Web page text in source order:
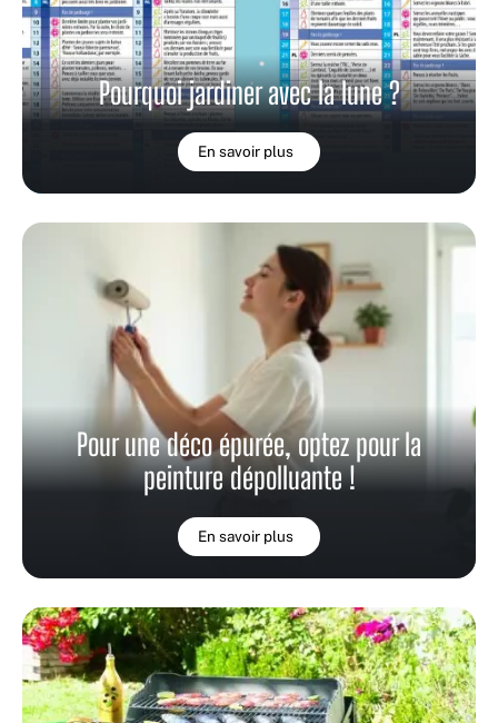
Pourquoi jardiner avec la lune ?
En savoir plus
Pour une déco épurée, optez pour la
peinture dépolluante !
En savoir plus